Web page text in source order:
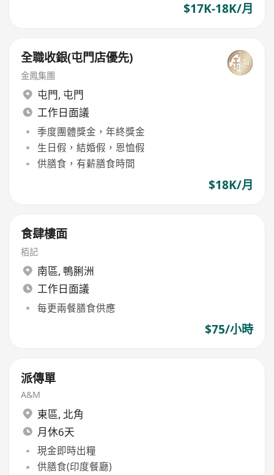
$17K-18K/月
全職收銀(屯門店優先)
金鳳集團
屯門, 屯門
工作日面議
季度團體獎金，年終獎金
生日假，結婚假，恩恤假
供膳食，有薪膳食時間
$18K/月
食肆樓面
栢記
南區, 鴨脷洲
工作日面議
每更兩餐膳食供應
$75/小時
派傳單
A&M
東區, 北角
月休6天
現金即時出糧
供膳食(印度餐廳)